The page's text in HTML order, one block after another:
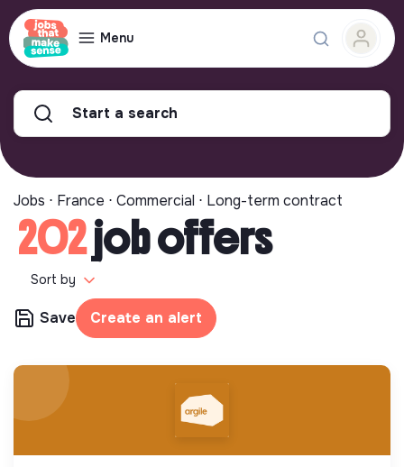
Menu
Start a search
Jobs ⋅ France ⋅ Commercial ⋅ Long-term contract
202job offers
Sort by
Save Create an alert